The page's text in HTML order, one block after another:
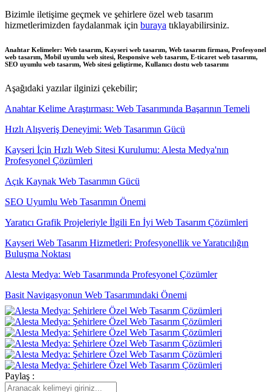
Bizimle iletişime geçmek ve şehirlere özel web tasarım
hizmetlerimizden faydalanmak için buraya tıklayabilirsiniz.
Anahtar Kelimeler: Web tasarım, Kayseri web tasarım, Web tasarım firması, Profesyonel
web tasarım, Mobil uyumlu web sitesi, Responsive web tasarım, E-ticaret web tasarımı,
SEO uyumlu web tasarım, Web sitesi geliştirme, Kullanıcı dostu web tasarımı
Aşağıdaki yazılar ilginizi çekebilir;
Anahtar Kelime Araştırması: Web Tasarımında Başarının Temeli
Hızlı Alışveriş Deneyimi: Web Tasarımın Gücü
Kayseri İçin Hızlı Web Sitesi Kurulumu: Alesta Medya'nın
Profesyonel Çözümleri
Açık Kaynak Web Tasarımın Gücü
SEO Uyumlu Web Tasarımın Önemi
Yaratıcı Grafik Projeleriyle İlgili En İyi Web Tasarım Çözümleri
Kayseri Web Tasarım Hizmetleri: Profesyonellik ve Yaratıcılığın
Buluşma Noktası
Alesta Medya: Web Tasarımında Profesyonel Çözümler
Basit Navigasyonun Web Tasarımındaki Önemi
Yaratıcı Düşünme ve Web Tasarımı
Alesta Medya: Sayfa İçi SEO İle Dijital Dünyada Öne Çıkın!
Ödeme Seçeneklerinin Gösterimi: Web Tasarımında Etkili Bir Adım
Parallax Web Tasarım: Dijital Dünyada Derinlik ve Hareketin
Buluşması
Paylaş :